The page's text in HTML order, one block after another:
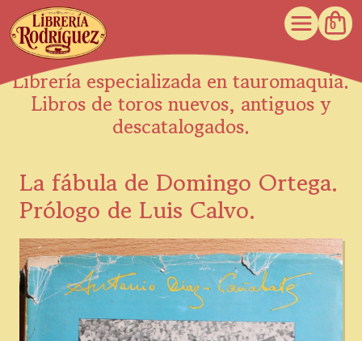
0
Librería especializada en tauromaquia.
Libros de toros nuevos, antiguos y
descatalogados.
La fábula de Domingo Ortega.
Prólogo de Luis Calvo.